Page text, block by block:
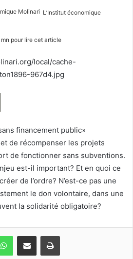
L’Institut économique
pour lire cet article
local/cache-
967d4.jpg
financement public»
de récompenser les projets
de fonctionner sans subventions.
est-il important? Et en quoi ce
de l’ordre? N’est-ce pas une
le don volontaire, dans une
la solidarité obligatoire?
WhatsApp
Partagez par mail Imprimez